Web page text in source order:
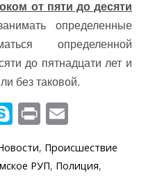
от пяти до десяти
определенные
определенной
до пятнадцати лет и
без таковой.
S
y
Pr
t ai
, Происшествие
РУП, Полиция,